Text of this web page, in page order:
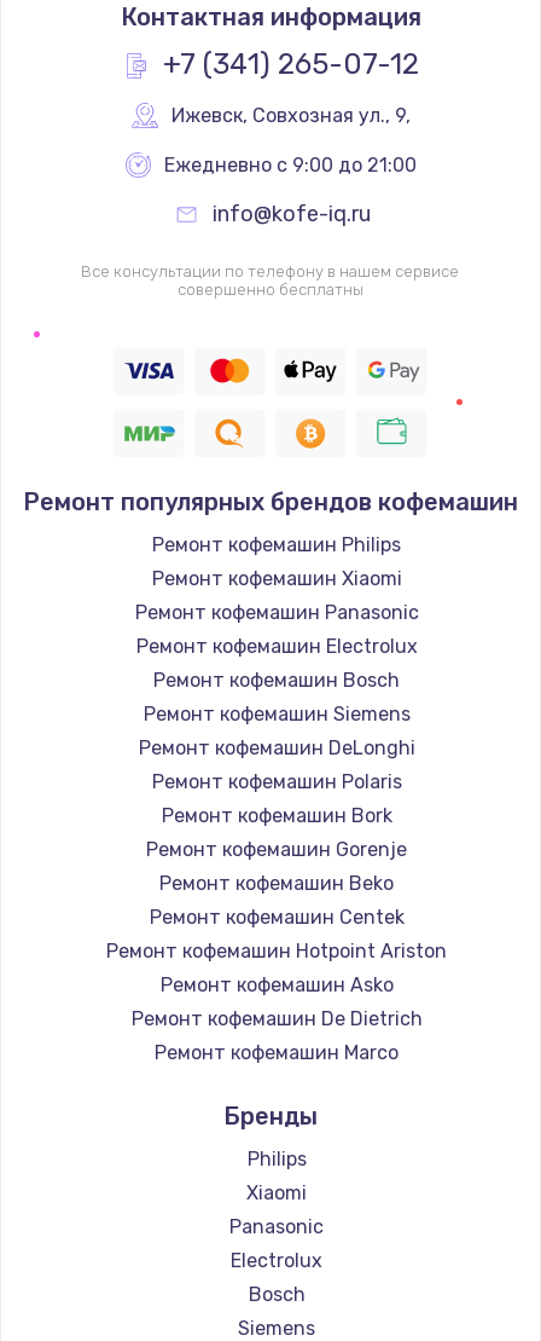
Контактная информация
+7 (341) 265-07-12
Ижевск, Совхозная ул., 9,
Ежедневно с 9:00 до 21:00
info@kofe-iq.ru
Все консультации по телефону в нашем сервисе
совершенно бесплатны
Ремонт популярных брендов кофемашин
Ремонт кофемашин Philips
Ремонт кофемашин Xiaomi
Ремонт кофемашин Panasonic
Ремонт кофемашин Electrolux
Ремонт кофемашин Bosch
Ремонт кофемашин Siemens
Ремонт кофемашин DeLonghi
Ремонт кофемашин Polaris
Ремонт кофемашин Bork
Ремонт кофемашин Gorenje
Ремонт кофемашин Beko
Ремонт кофемашин Centek
Ремонт кофемашин Hotpoint Ariston
Ремонт кофемашин Asko
Ремонт кофемашин De Dietrich
Ремонт кофемашин Marco
Ремонт кофемашин Jura
Ремонт кофемашин Olympia
Ремонт кофемашин Saeco
Ремонт кофемашин La Cimbali
Ремонт кофемашин WMF
Ремонт кофемашин Yamaguchi
Ремонт кофемашин Nivona
Бренды
Philips
Xiaomi
Panasonic
Electrolux
Bosch
Siemens